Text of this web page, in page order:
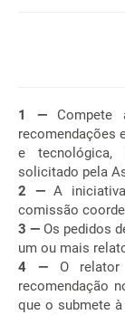
1 —Compete
recomendações
e
solicitado pela
2 —A
comissão
3 — Os pedidos
um ou mais
4 —O relator
recomendação
que o submete